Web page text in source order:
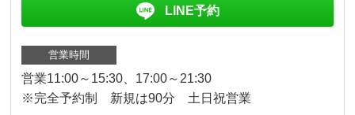
LINE予約
営業時間
営業11:00～15:30、17:00～21:30
※完全予約制 新規は90分 土日祝営業